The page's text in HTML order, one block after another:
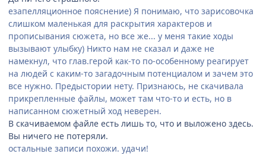
езапелляционное пояснение) Я понимаю, что зарисовочка
слишком маленькая для раскрытия характеров и
прописывания сюжета, но все же... у меня такие ходы
вызывают улыбку) Никто нам не сказал и даже не
намекнул, что глав.герой как-то по-особенному реагирует
на людей с каким-то загадочным потенциалом и зачем это
все нужно. Предыстории нету. Признаюсь, не скачивала
прикрепленные файлы, может там что-то и есть, но в
написанном сюжетный ход неверен.
В скачиваемом файле есть лишь то, что и выложено здесь.
Вы ничего не потеряли.
остальные записи похожи. удачи!